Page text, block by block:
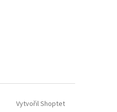
Vytvořil Shoptet